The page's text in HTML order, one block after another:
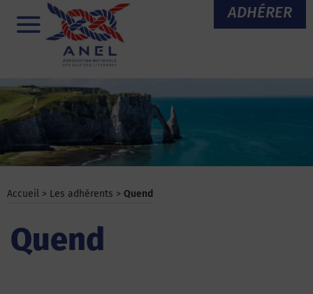
ADHÉRER
Menu
Accueil > Les adhérents > Quend
Quend